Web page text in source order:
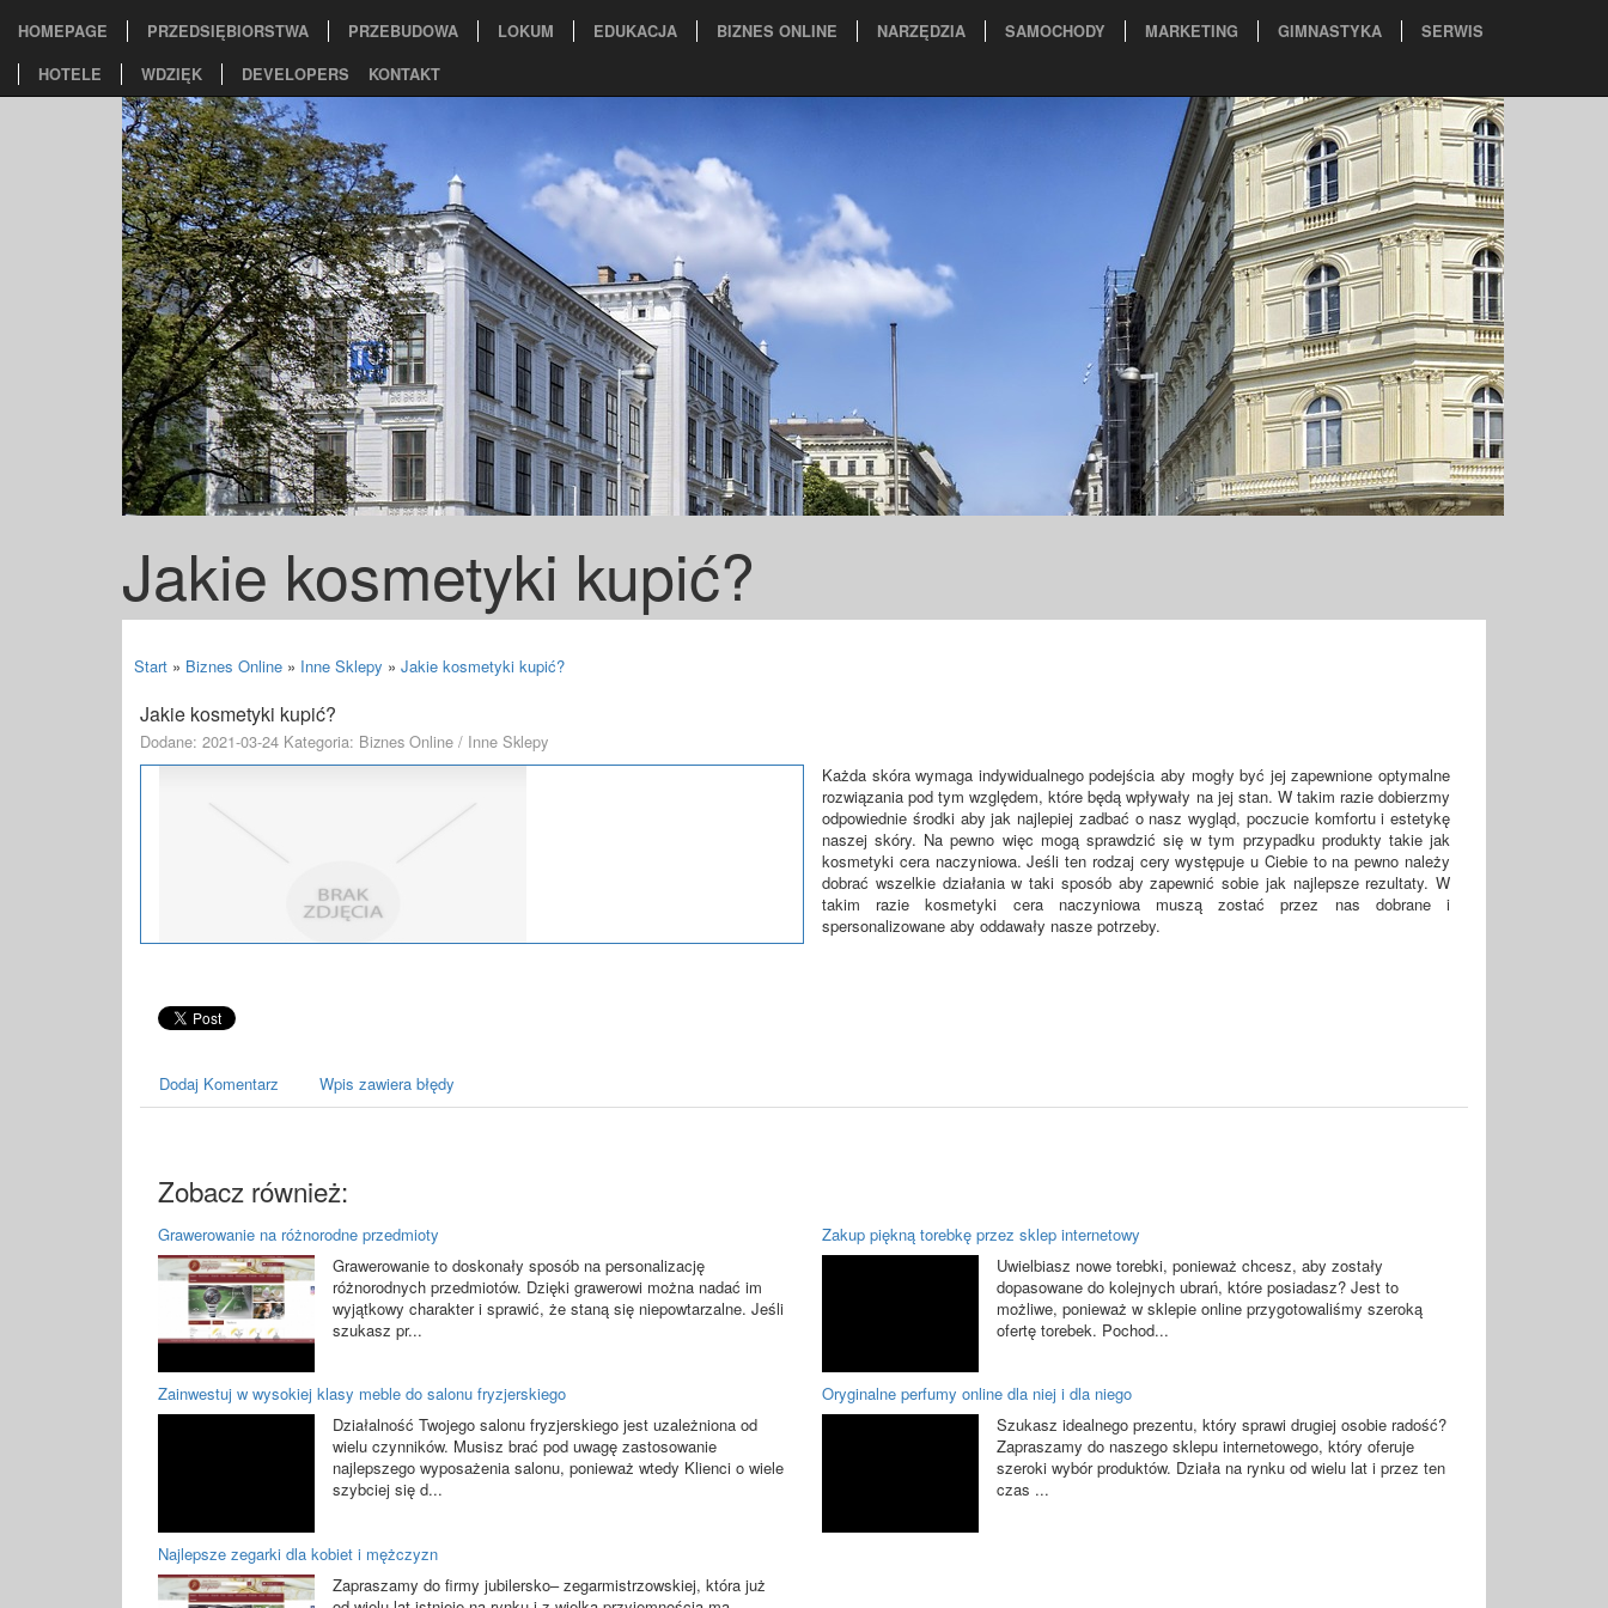
HOMEPAGE PRZEDSIĘBIORSTWA PRZEBUDOWA LOKUM EDUKACJA BIZNES ONLINE NARZĘDZIA SAMOCHODY MARKETING GIMNASTYKA
SERWIS
HOTELE
WDZIĘK DEVELOPERS KONTAKT
Jakie kosmetyki kupić?
Start » Biznes Online » Inne Sklepy » Jakie kosmetyki kupić?
Jakie kosmetyki kupić?
Dodane: 2021-03-24 Kategoria: Biznes Online / Inne Sklepy
Każda skóra wymaga indywidualnego podejścia aby mogły być jej zapewnione optymalne
rozwiązania pod tym względem, które będą wpływały na jej stan. W takim razie dobierzmy
odpowiednie środki aby jak najlepiej zadbać o nasz wygląd, poczucie komfortu i estetykę
naszej skóry. Na pewno więc mogą sprawdzić się w tym przypadku produkty takie jak
kosmetyki cera naczyniowa. Jeśli ten rodzaj cery występuje u Ciebie to na pewno należy
dobrać wszelkie działania w taki sposób aby zapewnić sobie jak najlepsze rezultaty. W
takim razie kosmetyki cera naczyniowa muszą zostać przez nas dobrane i
spersonalizowane aby oddawały nasze potrzeby.
Dodaj Komentarz Wpis zawiera błędy
Zobacz również:
Grawerowanie na różnorodne przedmioty
Grawerowanie to doskonały sposób na personalizację
różnorodnych przedmiotów. Dzięki grawerowi można nadać im
wyjątkowy charakter i sprawić, że staną się niepowtarzalne. Jeśli
szukasz pr...
Zakup piękną torebkę przez sklep internetowy
Uwielbiasz nowe torebki, ponieważ chcesz, aby zostały
dopasowane do kolejnych ubrań, które posiadasz? Jest to
możliwe, ponieważ w sklepie online przygotowaliśmy szeroką
ofertę torebek. Pochod...
Zainwestuj w wysokiej klasy meble do salonu fryzjerskiego
Działalność Twojego salonu fryzjerskiego jest uzależniona od
wielu czynników. Musisz brać pod uwagę zastosowanie
najlepszego wyposażenia salonu, ponieważ wtedy Klienci o wiele
szybciej się d...
Oryginalne perfumy online dla niej i dla niego
Szukasz idealnego prezentu, który sprawi drugiej osobie radość?
Zapraszamy do naszego sklepu internetowego, który oferuje
szeroki wybór produktów. Działa na rynku od wielu lat i przez ten
czas ...
Najlepsze zegarki dla kobiet i mężczyzn
Zapraszamy do firmy jubilersko– zegarmistrzowskiej, która już